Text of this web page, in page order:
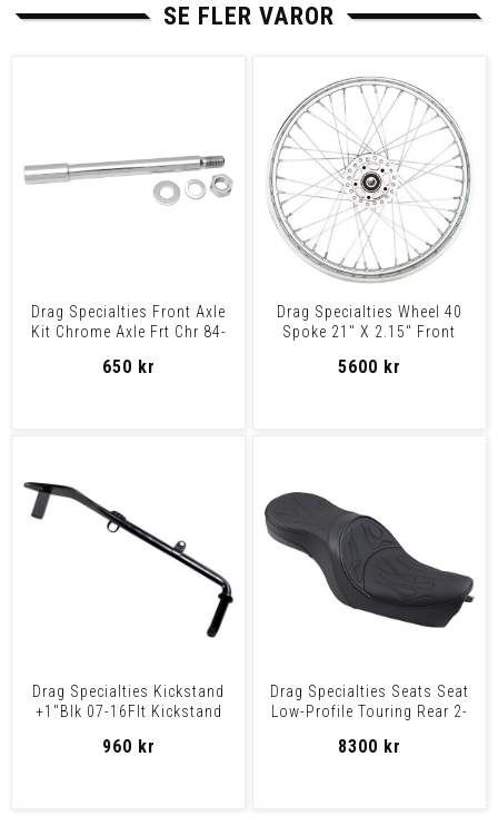
SE FLER VAROR
Drag Specialties Front Axle
Kit Chrome Axle Frt Chr 84-
650 kr
Drag Specialties Wheel 40
Spoke 21" X 2.15" Front
5600 kr
Drag Specialties Kickstand
+1"Blk 07-16Flt Kickstand
960 kr
Drag Specialties Seats Seat
Low-Profile Touring Rear 2-
8300 kr